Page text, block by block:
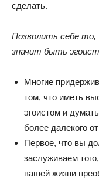
сделать.
Позволить себе
значит быть
Многие
том, что иметь
эгоистом и
более далекого
Первое, что вы
заслуживаем
вашей жизни